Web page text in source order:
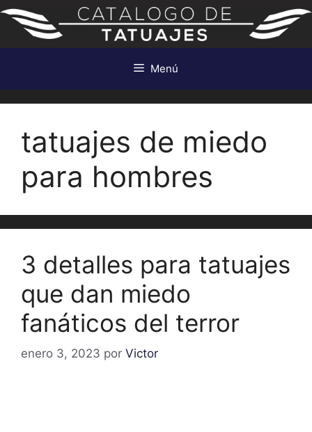
Saltar
contenido
Menú
tatuajes de miedo
para hombres
3 detalles para tatuajes
que dan miedo
fanáticos del terror
enero 3, 2023 por Victor